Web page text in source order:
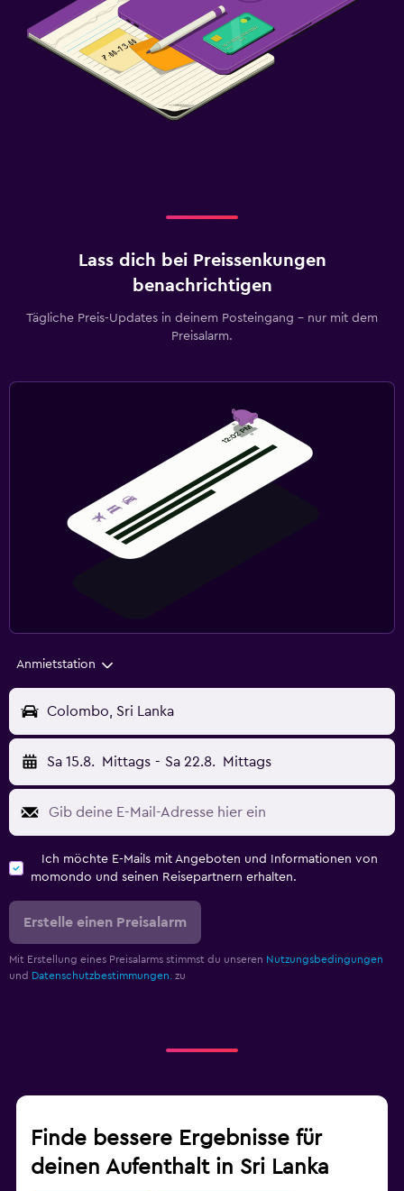
Lass dich bei Preissenkungen
benachrichtigen
Tägliche Preis-Updates in deinem Posteingang – nur mit dem
Preisalarm.
Anmietstation
Colombo, Sri Lanka
Sa 15.8. Mittags - Sa 22.8. Mittags
Ich möchte E-Mails mit Angeboten und Informationen von
momondo und seinen Reisepartnern erhalten.
Erstelle einen Preisalarm
Mit Erstellung eines Preisalarms stimmst du unseren Nutzungsbedingungen
und Datenschutzbestimmungen. zu
Finde bessere Ergebnisse für
deinen Aufenthalt in Sri Lanka